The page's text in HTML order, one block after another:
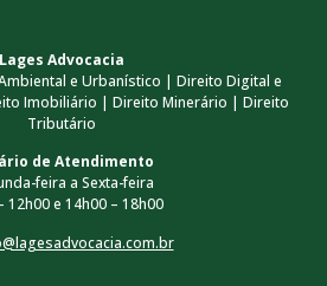
Lages Advocacia
e Urbanístico | Direito Digital e
Imobiliário | Direito Minerário | Direito
Tributário
de Atendimento
feira a Sexta-feira
12h00 e 14h00 – 18h00